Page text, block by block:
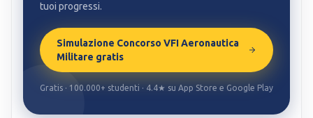
tuoi progressi.
Simulazione Concorso VFI Aeronautica
Militare gratis
Gratis · 100.000+ studenti · 4.4★ su App Store e Google Play